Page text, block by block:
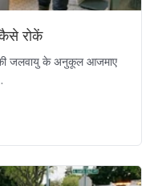
रोकें
की जलवायु के अनुकूल आजमाए